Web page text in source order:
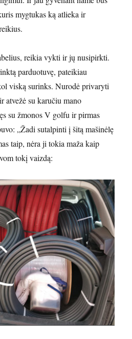
mygtukas ką atlieka ir
reikia vykti ir jų nusipirkti.
parduotuvę, pateikiau
viską surinks. Nurodė privaryti
atvežė su karučiu mano
su žmonos V golfu ir pirmas
„Žadi sutalpinti į šitą mašinėlę
taip, nėra ji tokia maža kaip
tokį vaizdą: